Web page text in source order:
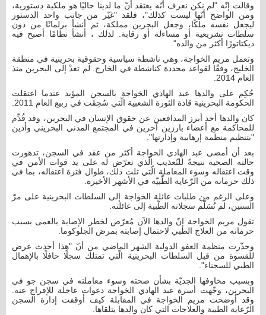
وقالت إنّه "لم نكن نعرف أنّه يعتقد أنّ ما لدينا حاليًا هو ملكية دستورية،
ومن الواضح أنّها ليست كذلك"، فلقد "غيّر من جانب واحد الدستور
ليجعل نفسه ملكًا، وجعل البحرين مملكة، ثم أنشأ برلمانًا من دون
سلطات تشريعية أو مساءلة أو رقابة. لذلك ، أنشأ نظامًا أصبح فيه
ديكتاتورًا أكثر من والده".
وتعمل مريم الخواجة، وهي ناشطة سياسية وحقوقية بحرينية في منطقة
الخليج، وفقًا لقواعد محددة كناشطة في الخارج. لم تعدْ إلى البحرين منذ
العام 2014.
حُكِم على والدها عبد الهادي الخواجة بالسجن المؤبد عندما اعتقلت
الحكومة البحرينية قادة الثورة الشعبية الّتي سُحِقَت في ربيع العام 2011.
كان والدها أحد أبرز المدافعين عن حقوق الإنسان في البحرين، وقد قُدِّم
للمحاكمة مع أعضاء بارزين آخرين في المجتمع المدني البحريني وأدين
"بتنظيم منظمة إرهابية وإدارتها".
بعد أن أمضى عبد الهادي الخواجة أكثر من عقد في السجن، تدهورت
حالته الصحية نتيجةً للتّعذيب الّذي تعرّض له على يد قوات الأمن في
وقت اعتقاله وسوء المعاملة الّتي تلت ذلك، طوال فترة اعتقاله، بما في
ذلك حرمانه من الرّعاية الطّبيّة في الأشهر الأخيرة.
وعلى الرغم من طلبات عائلة الخواجة إلى السلطات البحرينية على مرّ
السنين، لم تُسَلّم سجلاته الطّبية إلى عائلته.
تقول مريم الخواجة إنّ والدها الآن مُعرّض لخطر الإصابة بالعمى بسبب
حرمانه من العلاج الطبي لاحتمال إصابته بمرض الجلوكوما.
وحذّرت منظمة العفو الدولية الشهر الماضي من أنّ "هذا أحدث عرض
للقسوة من قبل السلطات البحرينية الّتي تمتلك سجلًا حافلًا بالإهمال
الطبي للسجناء".
وبسبب مخاوفها الجديّة بشأن صحته وسوء معاملته في سجن جو في
البحرين، وجّهت أسرة عبد الهادي الخواجة دعوات عاجلة للإفراج عنه.
وقد أوضحت مريم الخواجة في المقابلة كيف أوقفت إدارة السجن
الرّعاية الطبية والعلاجات التي كان والدها يتلقاها.